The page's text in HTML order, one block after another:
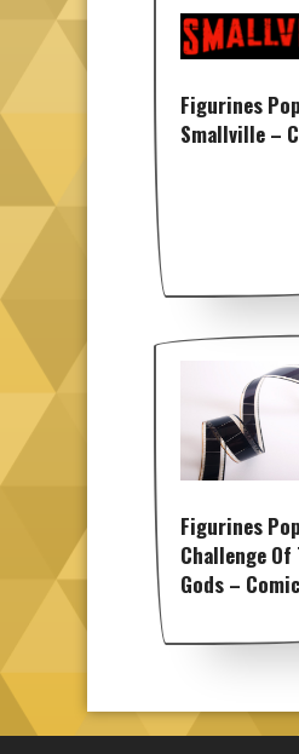
Figurines Pop
Smallville –
Figurines Pop
Challenge Of
Gods –